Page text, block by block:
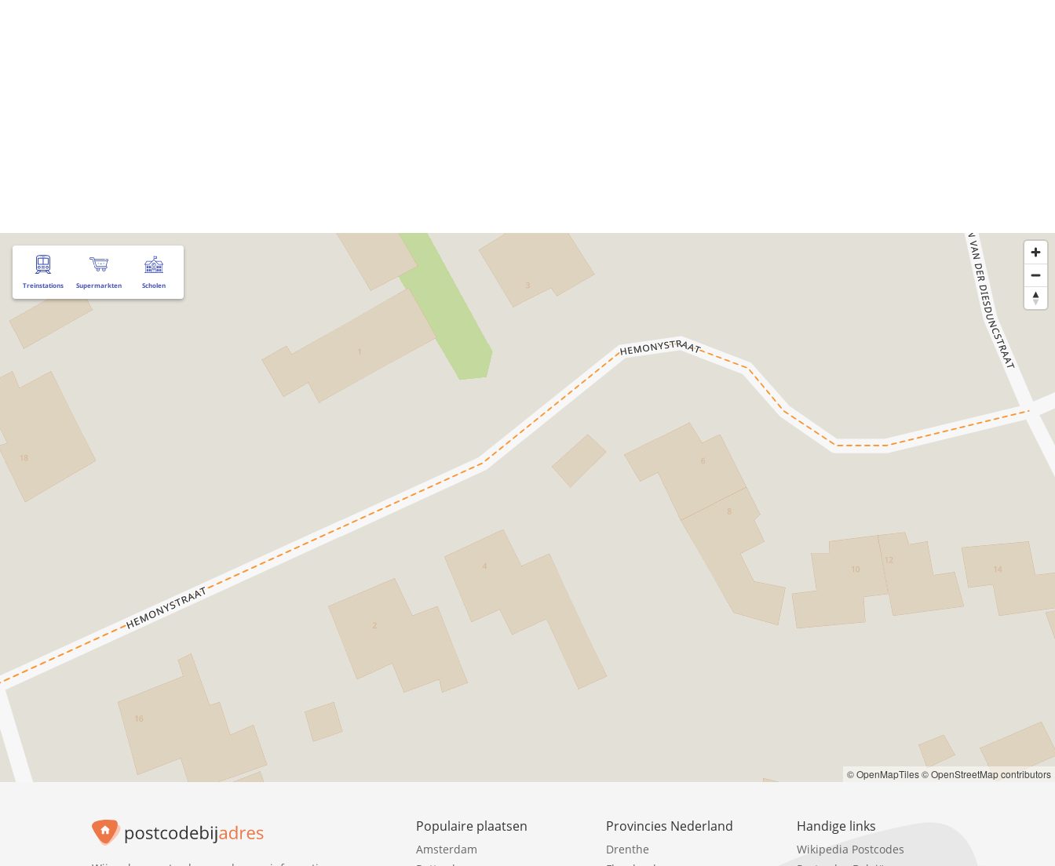
Treinstations Supermarkten Scholen
© OpenMapTiles© OpenStreetMap contributors
Populaire plaatsen
Amsterdam
Provincies Nederland
Drenthe
Handige links
Wikipedia Postcodes